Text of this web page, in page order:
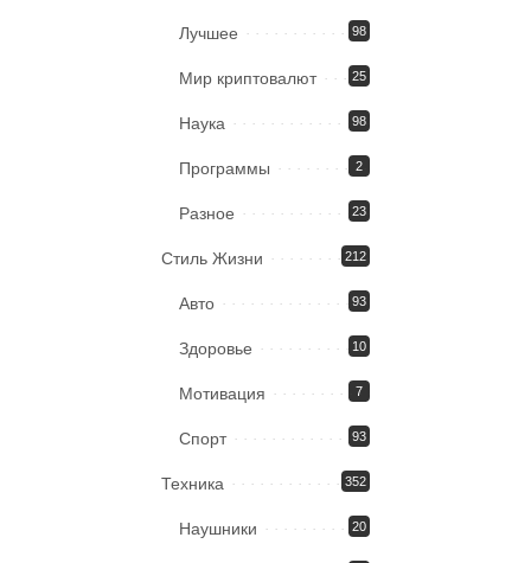
Лучшее 98
Мир криптовалют 25
Наука 98
Программы 2
Разное 23
Стиль Жизни 212
Авто 93
Здоровье 10
Мотивация 7
Спорт 93
Техника 352
Наушники 20